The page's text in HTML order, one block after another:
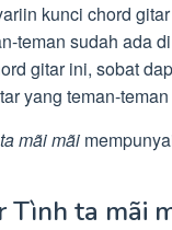
kunci chord
teman sudah ada
gitar ini, sobat
yang teman-
mãi mãi
Tình ta mãi